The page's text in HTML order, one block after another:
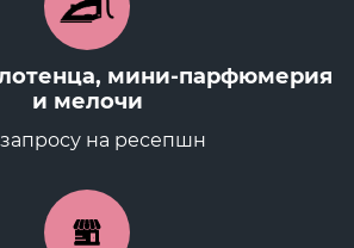
мини-парфюмерия
и мелочи
на ресепшн